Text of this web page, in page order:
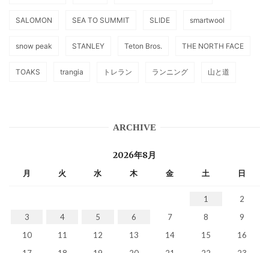
SALOMON SEA TO SUMMIT SLIDE smartwool
snow peak STANLEY Teton Bros. THE NORTH FACE
TOAKS trangia トレラン ランニング 山と道
ARCHIVE
2026年8月
月 火 水 木 金 土 日
1
2
3
4 5 6 7 8
9
10
11 12 13 14 15
16